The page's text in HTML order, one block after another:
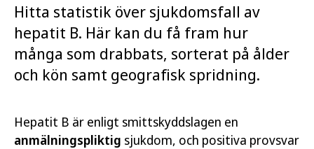
Hitta statistik över sjukdomsfall av
hepatit B. Här kan du få fram hur
många som drabbats, sorterat på ålder
och kön samt geografisk spridning.
Hepatit B är enligt smittskyddslagen en
anmälningspliktig sjukdom, och positiva provsvar